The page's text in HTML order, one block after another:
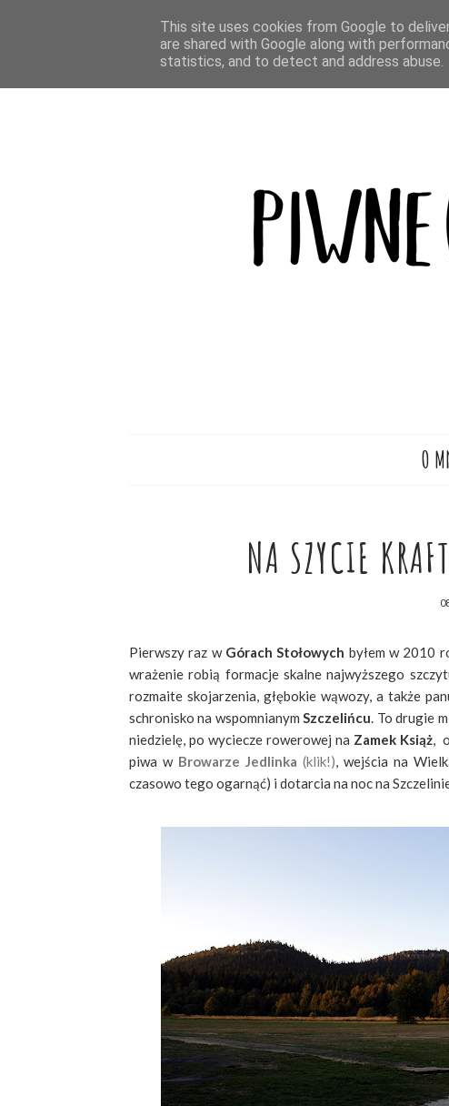
BLOG PODRÓŻE GÓRY BROWARY
O
NA SZYCIE
Pierwszy raz w Górach Stołowych byłem w 2010
wrażenie robią formacje skalne najwyższego
rozmaite skojarzenia, głębokie wąwozy, a także
schronisko na wspomnianymSzczelińcu. To drugie
niedzielę, po wyciecze rowerowej na Zamek Książ,
piwa w Browarze Jedlinka (klik!), wejścia na
czasowo tego ogarnąć) i dotarcia na noc na
This site uses cookies from Google to
are shared with Google along with
statistics, and to detect and address abuse.